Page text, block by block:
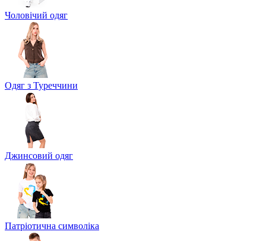
Чоловічий одяг
Одяг з Туреччини
Джинсовий одяг
Патріотична символіка